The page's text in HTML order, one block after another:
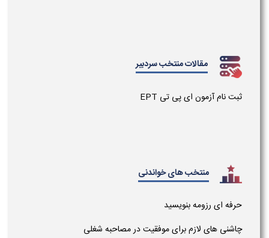
مقالات منتخب سردبیر
ثبت نام آزمون ای پی تی EPT
منتخب های خواندنی
حرفه ای رزومه بنویسید
چاشنی های لازم برای موفقیت در مصاحبه شغلی